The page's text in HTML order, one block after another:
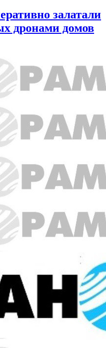
залатали
дронами домов